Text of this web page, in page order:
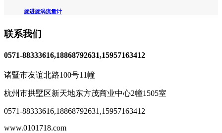
旋进旋涡流量计
联系我们
0571-88333616,18868792631,15957163412
诸暨市友谊北路100号11幢
杭州市拱墅区新天地东方茂商业中心2幢1505室
0571-88333616,18868792631,15957163412
www.0101718.com